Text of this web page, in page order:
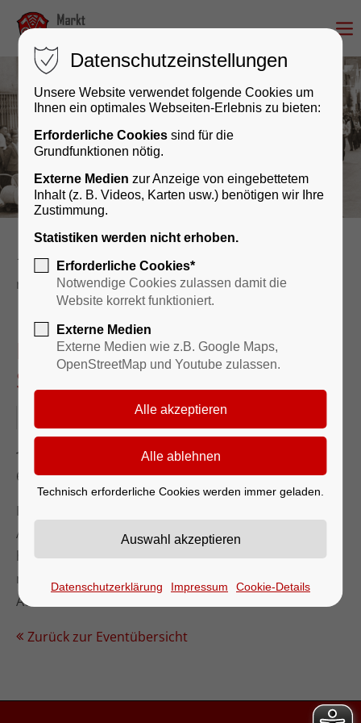
Kultur & Geschichte
Veranstaltungskalender
reader
Kirchenkonzert der
Sodenthaler Musikanten
St. Magdalena Kirche Soden (Sodentalstraße,
63834 Sulzbach a.Main)
Erleben Sie feierliche Blasmusik in besonderer
Atmosphäre: Die Sodenthaler Musikanten
herzlich zum stimmungsvollen Kirchenkonzert ein –
mit traditionellen und modernen Klängen zur
Adventszeit.
Zurück zur Eventübersicht
Datenschutzeinstellungen
Unsere Website verwendet folgende Cookies um
Ihnen ein optimales Webseiten-Erlebnis zu bieten:
Erforderliche Cookies sind für die
Grundfunktionen nötig.
Externe Medien zur Anzeige von eingebettetem
Inhalt (z. B. Videos, Karten usw.) benötigen wir Ihre
Zustimmung.
Statistiken werden nicht erhoben.
Erforderliche Cookies*
Notwendige Cookies zulassen damit die
Website korrekt funktioniert.
Externe Medien
Externe Medien wie z.B. Google Maps,
OpenStreetMap und Youtube zulassen.
Technisch erforderliche Cookies werden immer geladen.
Datenschutzerklärung Impressum Cookie-Details